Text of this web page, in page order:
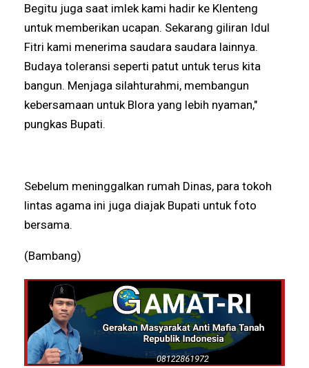
Begitu juga saat imlek kami hadir ke Klenteng
untuk memberikan ucapan. Sekarang giliran Idul
Fitri kami menerima saudara saudara lainnya.
Budaya toleransi seperti patut untuk terus kita
bangun. Menjaga silahturahmi, membangun
kebersamaan untuk Blora yang lebih nyaman,"
pungkas Bupati.
Sebelum meninggalkan rumah Dinas, para tokoh
lintas agama ini juga diajak Bupati untuk foto
bersama.
(Bambang)